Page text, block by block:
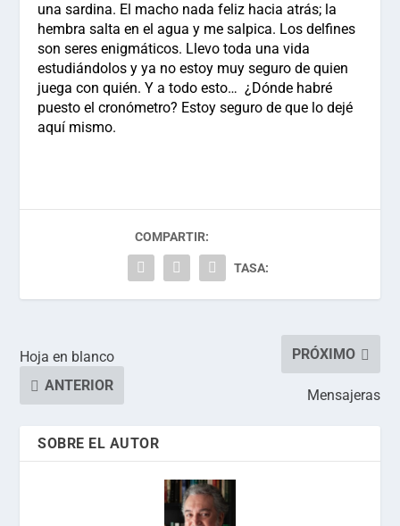
una sardina. El macho nada feliz hacia atrás; la
hembra salta en el agua y me salpica. Los delfines
son seres enigmáticos. Llevo toda una vida
estudiándolos y ya no estoy muy seguro de quien
juega con quién. Y a todo esto… ¿Dónde habré
puesto el cronómetro? Estoy seguro de que lo dejé
aquí mismo.
COMPARTIR:
TASA:
Hoja en blanco
ANTERIOR
PRÓXIMO
Mensajeras
SOBRE EL AUTOR